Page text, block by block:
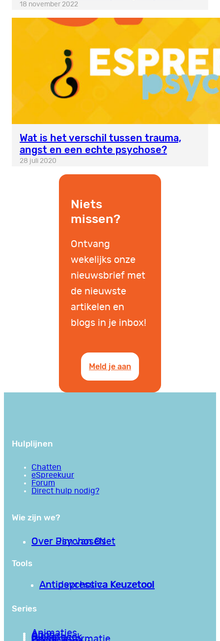
18 november 2022
Wat is het verschil tussen trauma,
angst en een echte psychose?
28 juli 2020
Niets
missen?
Ontvang
wekelijks onze
nieuwsbrief met
de nieuwste
artikelen en
blogs in je inbox!
Meld je aan
Hulplijnen
Chatten
eSpreekuur
Forum
Direct hulp nodig?
Wie zijn we?
Over PsychoseNet
Over Jim van Os
Tools
Antipsychotica Keuzetool
Antidepressiva Keuzetool
Series
Animaties
Apps
Bibliotheek
Goede informatie